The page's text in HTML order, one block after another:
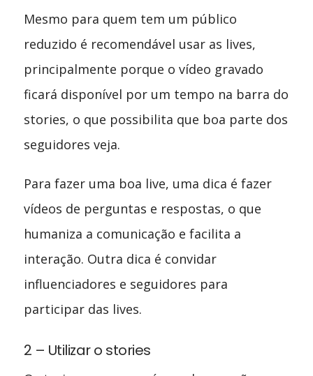
Mesmo para quem tem um público
reduzido é recomendável usar as lives,
principalmente porque o vídeo gravado
ficará disponível por um tempo na barra do
stories, o que possibilita que boa parte dos
seguidores veja.
Para fazer uma boa live, uma dica é fazer
vídeos de perguntas e respostas, o que
humaniza a comunicação e facilita a
interação. Outra dica é convidar
influenciadores e seguidores para
participar das lives.
2 – Utilizar o stories